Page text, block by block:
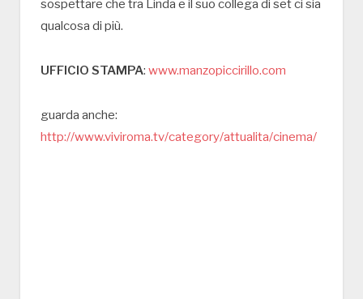
sospettare che tra Linda e il suo collega di set ci sia
qualcosa di più.
UFFICIO STAMPA: www.manzopiccirillo.com
guarda anche:
http://www.viviroma.tv/category/attualita/cinema/